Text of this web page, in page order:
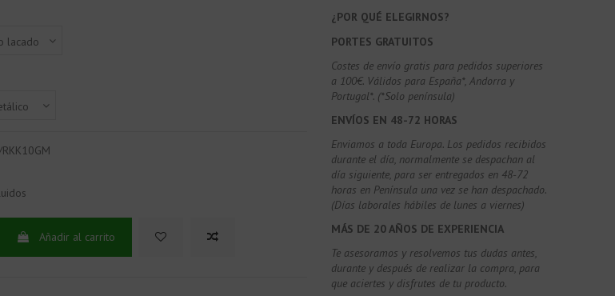
Añadir al carrito
¿POR QUÉ ELEGIRNOS?
PORTES GRATUITOS
Costes de envío gratis para pedidos superiores
a 100€. Válidos para España*, Andorra y
Portugal*. (*Solo península)
ENVÍOS EN 48-72 HORAS
Enviamos a toda Europa. Los pedidos recibidos
durante el día, normalmente se despachan al
día siguiente, para ser entregados en 48-72
horas en Península una vez se han despachado.
(Días laborales hábiles de lunes a viernes)
MÁS DE 20 AÑOS DE EXPERIENCIA
Te asesoramos y resolvemos tus dudas antes,
durante y después de realizar la compra, para
que aciertes y disfrutes de tu producto.